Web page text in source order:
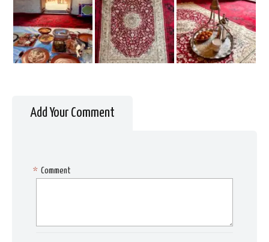
Add Your Comment
Comment
*